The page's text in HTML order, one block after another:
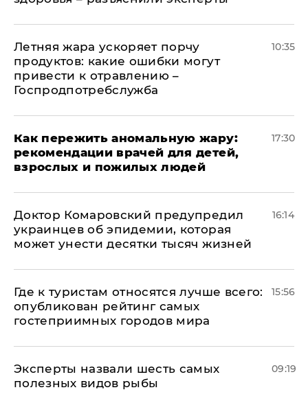
Летняя жара ускоряет порчу
продуктов: какие ошибки могут
привести к отравлению –
Госпродпотребслужба
10:35
Как пережить аномальную жару:
рекомендации врачей для детей,
взрослых и пожилых людей
17:30
Доктор Комаровский предупредил
украинцев об эпидемии, которая
может унести десятки тысяч жизней
16:14
Где к туристам относятся лучше всего:
опубликован рейтинг самых
гостеприимных городов мира
15:56
Эксперты назвали шесть самых
полезных видов рыбы
09:19